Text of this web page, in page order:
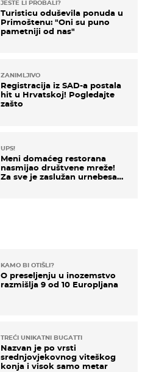
JESTE LI PROBALI?
Turisticu oduševila ponuda u
Primoštenu: "Oni su puno
pametniji od nas"
ZANIMLJIVO
Registracija iz SAD-a postala
hit u Hrvatskoj! Pogledajte
zašto
UPS!
Meni domaćeg restorana
nasmijao društvene mreže!
Za sve je zaslužan urnebesan
KAMO BI OTIŠLI?
O preseljenju u inozemstvo
razmišlja 9 od 10 Europljana
TREĆI UNIKATNI BUGATTI
Nazvan je po vrsti
srednjovjekovnog viteškog
konja i visok samo metar